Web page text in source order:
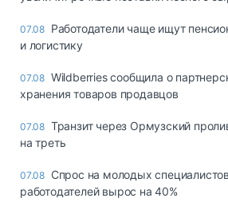
07.08 Работодатели чаще ищут
и логистику
07.08 Wildberries сообщила о
хранения товаров продавцов
07.08 Транзит через Ормузский
на треть
07.08 Спрос на молодых
работодателей вырос на 40%